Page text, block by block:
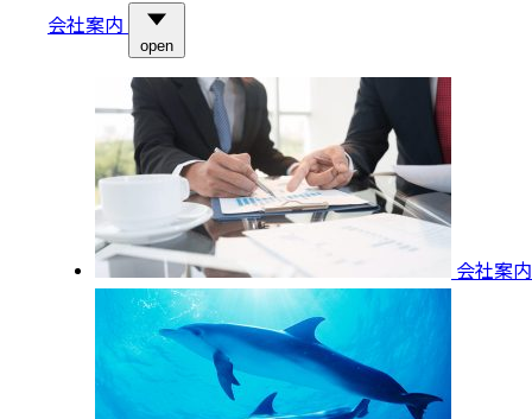
会社案内
open
会社案内